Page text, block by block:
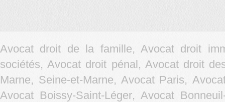
Avocat droit de la famille, Avocat droit
sociétés, Avocat droit pénal, Avocat droit
Marne, Seine-et-Marne, Avocat Paris,
Avocat Boissy-Saint-Léger,Avocat